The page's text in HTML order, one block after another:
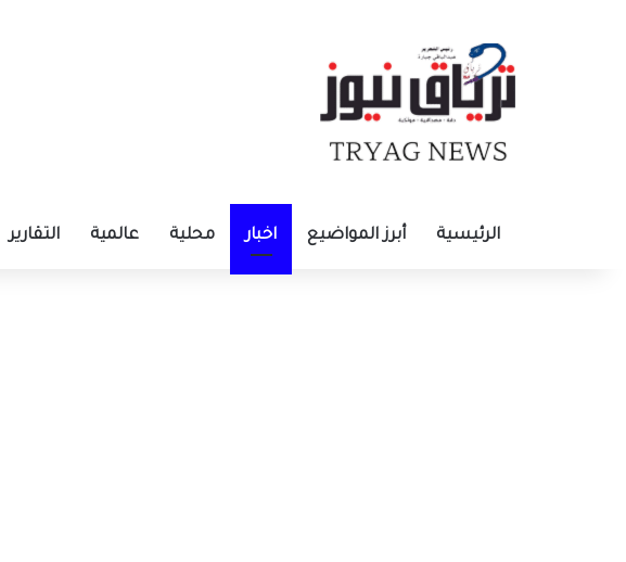
الرئيسية أبرز المواضيع اخبار محلية عالمية التقارير